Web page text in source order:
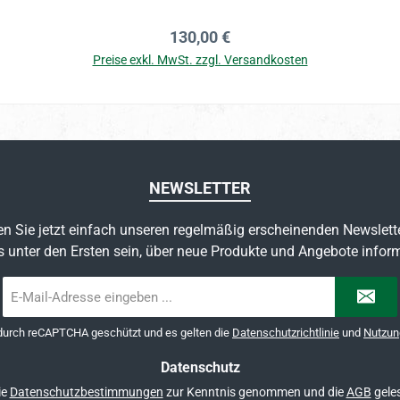
Abläufe: Perfekt auf Ihre Arbeitsweise
Einrichtung und Konfiguration durch unsere Techniker 4.
Die korrekte Konfiguration erfordert jedoch
an alle Vorteile Ihres Kassensystems optimal nutzen können. Investieren Sie
und Konfiguration. Hardware
und Software sind nicht im Preis enthalten.
Regulärer Preis:
130,00 €
Preise exkl. MwSt. zzgl. Versandkosten
NEWSLETTER
Sie jetzt einfach unseren regelmäßig erscheinenden
unter den Ersten sein, über neue Produkte und Angebote
Mail-
reCAPTCHA geschützt und es gelten die Datenschutzrichtlinie und
Datenschutz
Datenschutzbestimmungen zur Kenntnis genommen und dieAGB